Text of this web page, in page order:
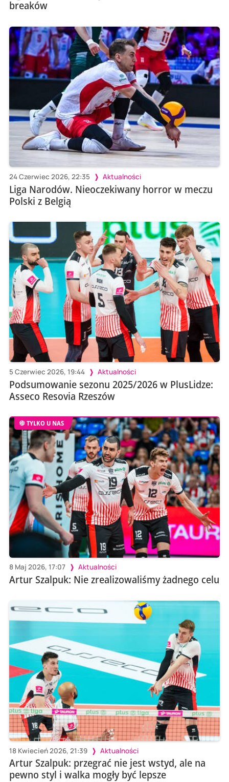
breaków
24 Czerwiec 2026, 22:35 Aktualności
Liga Narodów. Nieoczekiwany horror w meczu
Polski z Belgią
5 Czerwiec 2026, 19:44 Aktualności
Podsumowanie sezonu 2025/2026 w PlusLidze:
Asseco Resovia Rzeszów
TYLKO U NAS
8 Maj 2026, 17:07 Aktualności
Artur Szalpuk: Nie zrealizowaliśmy żadnego celu
18 Kwiecień 2026, 21:39 Aktualności
Artur Szalpuk: przegrać nie jest wstyd, ale na
pewno styl i walka mogły być lepsze